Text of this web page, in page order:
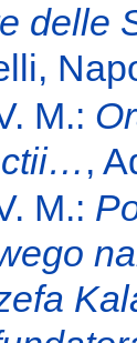
delle
M.:
,
M.: